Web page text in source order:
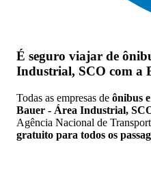
É seguro viajar de
Industrial, SCO com a
Todas as empresas de ônibus
Bauer - Área Industrial,
Agência Nacional de
gratuito para todos os